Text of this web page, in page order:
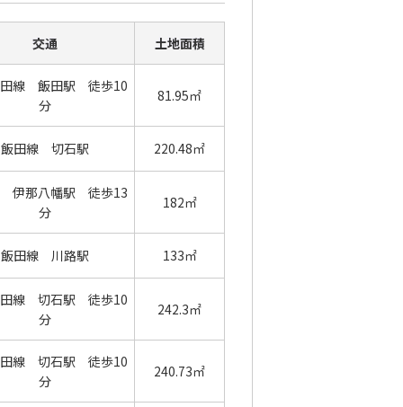
交通 土地面積
田線 飯田駅 徒歩10
分
81.95㎡
飯田線 切石駅 220.48㎡
伊那八幡駅 徒歩13
分
182㎡
飯田線 川路駅 133㎡
田線 切石駅 徒歩10
分
242.3㎡
田線 切石駅 徒歩10
分
240.73㎡